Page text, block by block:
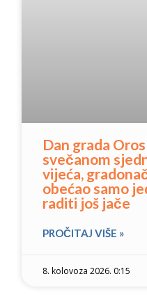
Dan grada
svečanom
vijeća,
obećao samo
raditi još jače
PROČITAJ VIŠE »
8. kolovoza 2026. 0:15